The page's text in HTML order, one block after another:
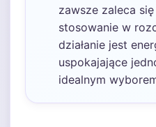
zawsze zaleca
stosowanie w
działanie jest
uspokajające
idealnym